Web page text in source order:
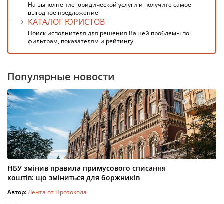
На выполнение юридической услуги и получите самое
выгодное предложение
КАТАЛОГ ЮРИСТОВ
Поиск исполнителя для решения Вашей проблемы по
фильтрам, показателям и рейтингу
Популярные новости
НБУ змінив правила примусового списання
коштів: що зміниться для боржників
Автор:Лента от Протокола